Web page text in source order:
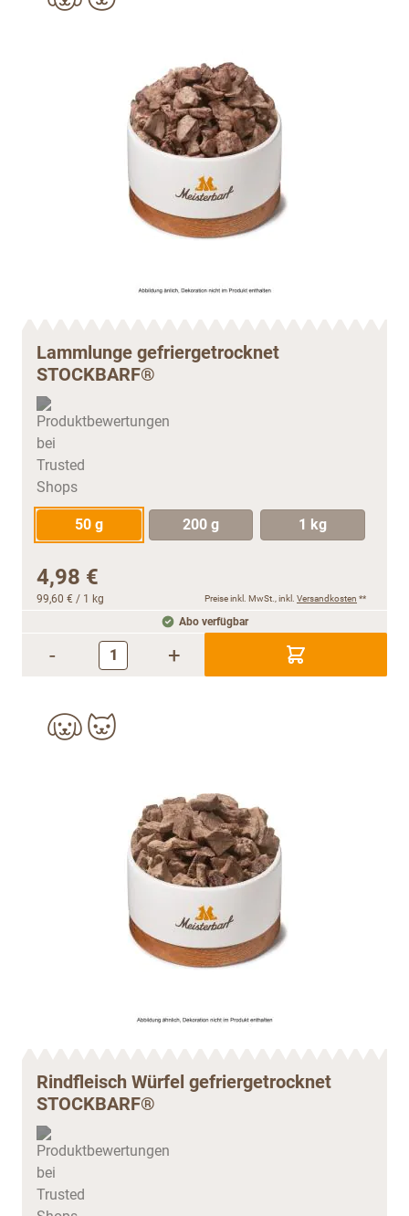
Lammlunge gefriergetrocknet
STOCKBARF®
50 g 200 g 1 kg
4,98 €
99,60 € / 1 kg Preise inkl. MwSt., inkl. Versandkosten **
Abo verfügbar
- +
Rindfleisch Würfel gefriergetrocknet
STOCKBARF®